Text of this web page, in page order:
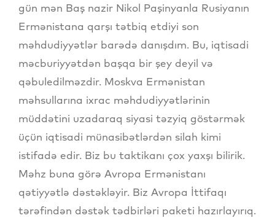
gün mən Baş nazir Nikol Paşinyanla Rusiyanın
Ermənistana qarşı tətbiq etdiyi son
məhdudiyyətlər barədə danışdım. Bu, iqtisadi
məcburiyyətdən başqa bir şey deyil və
qəbuledilməzdir. Moskva Ermənistan
məhsullarına ixrac məhdudiyyətlərinin
müddətini uzadaraq siyasi təzyiq göstərmək
üçün iqtisadi münasibətlərdən silah kimi
istifadə edir. Biz bu taktikanı çox yaxşı bilirik.
Məhz buna görə Avropa Ermənistanı
qətiyyətlə dəstəkləyir. Biz Avropa İttifaqı
tərəfindən dəstək tədbirləri paketi hazırlayırıq.